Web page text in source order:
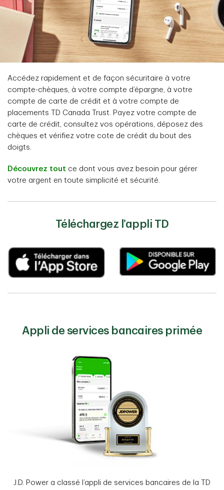
Accédez rapidement et de façon sécuritaire à votre
compte-chèques, à votre compte d’épargne, à votre
compte de carte de crédit et à votre compte de
placements TD Canada Trust. Payez votre compte de
carte de crédit, consultez vos opérations, déposez des
chèques et vérifiez votre cote de crédit du bout des
doigts.
Découvrez tout ce dont vous avez besoin pour gérer
votre argent en toute simplicité et sécurité.
Téléchargez l’appli TD
Appli de services bancaires primée
J.D. Power a classé l’appli de services bancaires de la TD